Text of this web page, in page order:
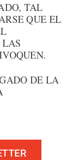
TAL
QUE EL
DE LA